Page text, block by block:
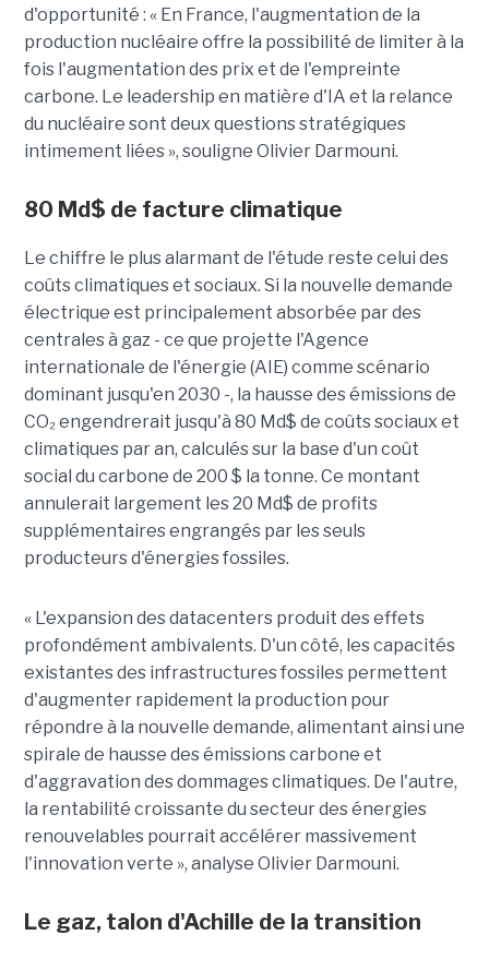
d'opportunité : « En France, l'augmentation de la
production nucléaire offre la possibilité de limiter à la
fois l'augmentation des prix et de l'empreinte
carbone. Le leadership en matière d'IA et la relance
du nucléaire sont deux questions stratégiques
intimement liées », souligne Olivier Darmouni.
80 Md$ de facture climatique
Le chiffre le plus alarmant de l'étude reste celui des
coûts climatiques et sociaux. Si la nouvelle demande
électrique est principalement absorbée par des
centrales à gaz - ce que projette l'Agence
internationale de l'énergie (AIE) comme scénario
dominant jusqu'en 2030 -, la hausse des émissions de
CO₂ engendrerait jusqu'à 80 Md$ de coûts sociaux et
climatiques par an, calculés sur la base d'un coût
social du carbone de 200 $ la tonne. Ce montant
annulerait largement les 20 Md$ de profits
supplémentaires engrangés par les seuls
producteurs d'énergies fossiles.
« L'expansion des datacenters produit des effets
profondément ambivalents. D'un côté, les capacités
existantes des infrastructures fossiles permettent
d'augmenter rapidement la production pour
répondre à la nouvelle demande, alimentant ainsi une
spirale de hausse des émissions carbone et
d'aggravation des dommages climatiques. De l'autre,
la rentabilité croissante du secteur des énergies
renouvelables pourrait accélérer massivement
l'innovation verte », analyse Olivier Darmouni.
Le gaz, talon d'Achille de la transition